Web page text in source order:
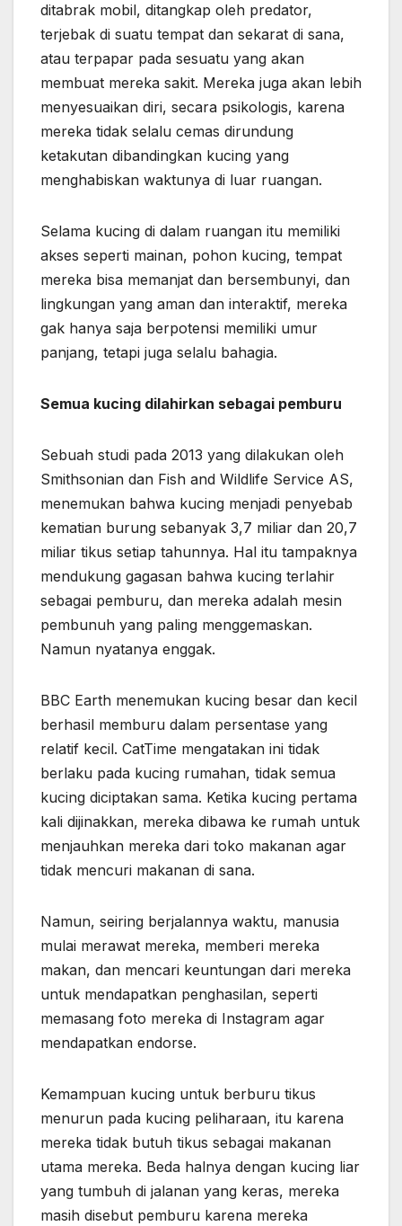
ditabrak mobil, ditangkap oleh predator,
terjebak di suatu tempat dan sekarat di sana,
atau terpapar pada sesuatu yang akan
membuat mereka sakit. Mereka juga akan lebih
menyesuaikan diri, secara psikologis, karena
mereka tidak selalu cemas dirundung
ketakutan dibandingkan kucing yang
menghabiskan waktunya di luar ruangan.
Selama kucing di dalam ruangan itu memiliki
akses seperti mainan, pohon kucing, tempat
mereka bisa memanjat dan bersembunyi, dan
lingkungan yang aman dan interaktif, mereka
gak hanya saja berpotensi memiliki umur
panjang, tetapi juga selalu bahagia.
Semua kucing dilahirkan sebagai pemburu
Sebuah studi pada 2013 yang dilakukan oleh
Smithsonian dan Fish and Wildlife Service AS,
menemukan bahwa kucing menjadi penyebab
kematian burung sebanyak 3,7 miliar dan 20,7
miliar tikus setiap tahunnya. Hal itu tampaknya
mendukung gagasan bahwa kucing terlahir
sebagai pemburu, dan mereka adalah mesin
pembunuh yang paling menggemaskan.
Namun nyatanya enggak.
BBC Earth menemukan kucing besar dan kecil
berhasil memburu dalam persentase yang
relatif kecil. CatTime mengatakan ini tidak
berlaku pada kucing rumahan, tidak semua
kucing diciptakan sama. Ketika kucing pertama
kali dijinakkan, mereka dibawa ke rumah untuk
menjauhkan mereka dari toko makanan agar
tidak mencuri makanan di sana.
Namun, seiring berjalannya waktu, manusia
mulai merawat mereka, memberi mereka
makan, dan mencari keuntungan dari mereka
untuk mendapatkan penghasilan, seperti
memasang foto mereka di Instagram agar
mendapatkan endorse.
Kemampuan kucing untuk berburu tikus
menurun pada kucing peliharaan, itu karena
mereka tidak butuh tikus sebagai makanan
utama mereka. Beda halnya dengan kucing liar
yang tumbuh di jalanan yang keras, mereka
masih disebut pemburu karena mereka